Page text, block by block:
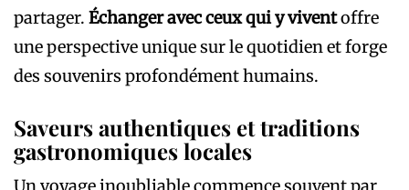
partager. Échanger avec ceux qui y viventoffre
une perspective unique sur le quotidien et forge
des souvenirs profondément humains.
Saveurs authentiques et traditions
gastronomiques locales
Un voyage inoubliable commence souvent par